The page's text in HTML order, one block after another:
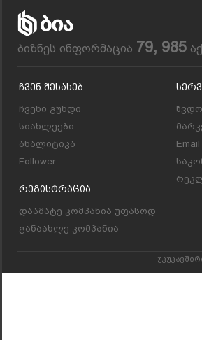
ბიზნეს ინფორმაცია 79, 985
Ჩვენ Შესახებ
ჩვენი გუნდი
სიახლეები
ანალიტიკა
Follower
Რეგისტრაცია
დაამატე კომპანია უფასოდ
განაახლე კომპანია